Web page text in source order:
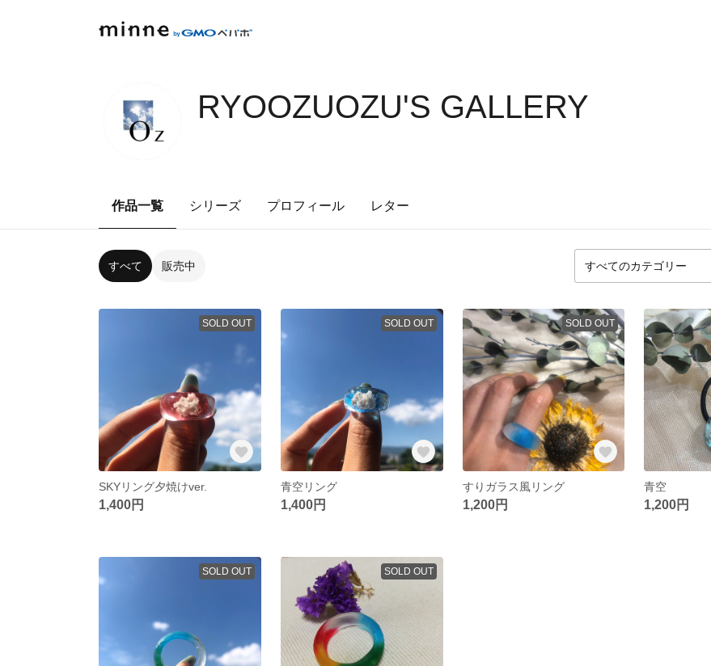
RYOOZUOZU'S GALLERY
作品一覧 シリーズ プロフィール レター
すべて 販売中
SOLD OUT
SKYリング夕焼けver.
1,400円
SOLD OUT
青空リング
1,400円
SOLD OUT
すりガラス風リング
1,200円
青空
1,200円
SOLD OUT SOLD OUT